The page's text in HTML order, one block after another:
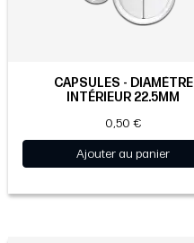
CAPSULES - DIAMÈTRE
INTÉRIEUR 22.5MM
0,50 €
Ajouter au panier